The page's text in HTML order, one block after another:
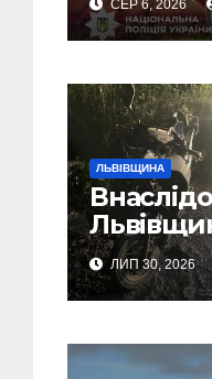
СЕР 6, 2026
ЛЬВІВЩИНА
скутера,
ЛИП 30, 2026